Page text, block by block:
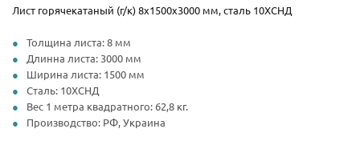
Лист горячекатаный (г/к) 8х1500х3000 мм, сталь 10ХСНД
Толщина листа: 8 мм
Длинна листа: 3000 мм
Ширина листа: 1500 мм
Сталь: 10ХСНД
Вес 1 метра квадратного: 62,8 кг.
Производство: РФ, Украина